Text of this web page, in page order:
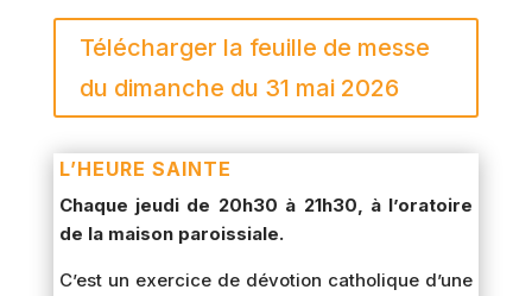
Télécharger la feuille de messe
du dimanche du 31 mai 2026
L’HEURE SAINTE
Chaque jeudi de 20h30 à 21h30, à l’oratoire
de la maison paroissiale.
C’est un exercice de dévotion catholique d’une